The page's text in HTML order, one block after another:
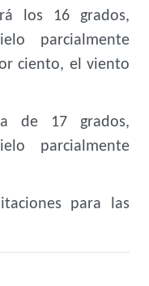
los 16 grados,
parcialmente
ciento, el viento
de 17 grados,
parcialmente
para las